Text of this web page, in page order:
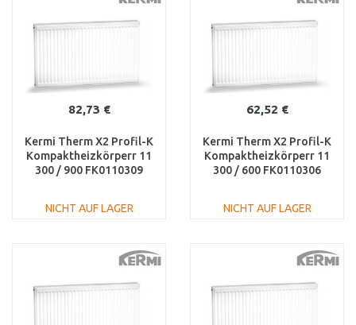
82,73 €
Kermi Therm X2 Profil-K
Kompaktheizkörperr 11
300 / 900 FK0110309
NICHT AUF LAGER
62,52 €
Kermi Therm X2 Profil-K
Kompaktheizkörperr 11
300 / 600 FK0110306
NICHT AUF LAGER